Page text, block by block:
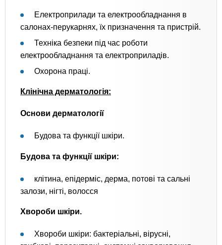
Електроприлади та електрообладнання в
салонах-перукарнях, їх призначення та пристрій.
Техніка безпеки під час роботи
електрообладнання та електроприладів.
Охорона праці.
Клінічна дерматологія:
Основи дерматології
Будова та функції шкіри.
Будова та функції шкіри:
клітина, епідерміс, дерма, потові та сальні
залози, нігті, волосся
Хвороби шкіри.
Хвороби шкіри: бактеріальні, вірусні,